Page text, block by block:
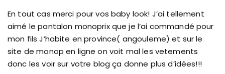
En tout cas merci pour vos baby look! J’ai tellement
aimé le pantalon monoprix que je l’ai commandé pour
mon fils J’habite en province( angouleme) et sur le
site de monop en ligne on voit mal les vetements
donc les voir sur votre blog ça donne plus d’idées!!!